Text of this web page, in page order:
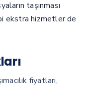
taşınması
ekstra hizmetler de
fiyatları,